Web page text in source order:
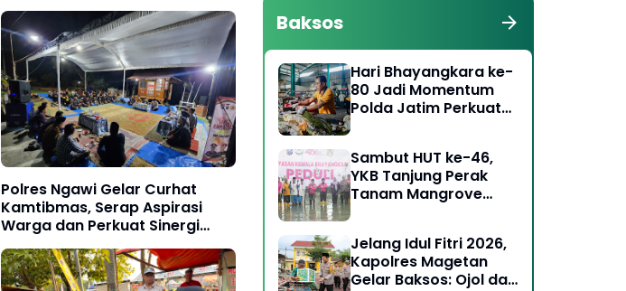
Polres Ngawi Gelar Curhat
Kamtibmas, Serap Aspirasi
Warga dan Perkuat Sinergi
Jaga Kamtibmas
Baksos
Hari Bhayangkara ke-
80 Jadi Momentum
Polda Jatim Perkuat
Sambut HUT ke-46,
YKB Tanjung Perak
Tanam Mangrove
Jelang Idul Fitri 2026,
Kapolres Magetan
Gelar Baksos: Ojol dan